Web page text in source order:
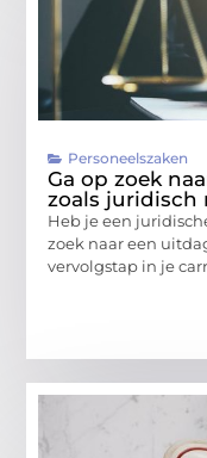
Personeelszaken
Ga op zoek
zoals juridisch
Heb je een
zoek naar een
vervolgstap in je